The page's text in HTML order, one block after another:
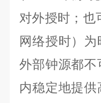
对外授时；也
网络授时）
外部钟源都
内稳定地提